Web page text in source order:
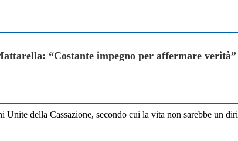
“Costante impegno per affermare verità”
della Cassazione, secondo cui la vita non sarebbe un